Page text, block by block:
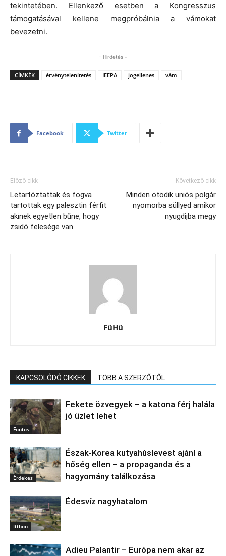
tekintetében. Ellenkező esetben a Kongresszus
támogatásával kellene megpróbálnia a vámokat
bevezetni.
- Hirdetés -
CÍMKÉK érvénytelenítetés IEEPA jogellenes vám
Facebook Twitter
Előző cikk
Letartóztattak és fogva
tartottak egy palesztin férfit
akinek egyetlen bűne, hogy
zsidó felesége van
Következő cikk
Minden ötödik uniós polgár
nyomorba süllyed amikor
nyugdíjba megy
FüHü
KAPCSOLÓDÓ CIKKEK TÖBB A SZERZŐTŐL
Fontos
Fekete özvegyek – a katona férj halála
jó üzlet lehet
Érdekes
Észak‑Korea kutyahúslevest ajánl a
hőség ellen – a propaganda és a
hagyomány találkozása
Itthon
Édesvíz nagyhatalom
Adieu Palantir – Európa nem akar az